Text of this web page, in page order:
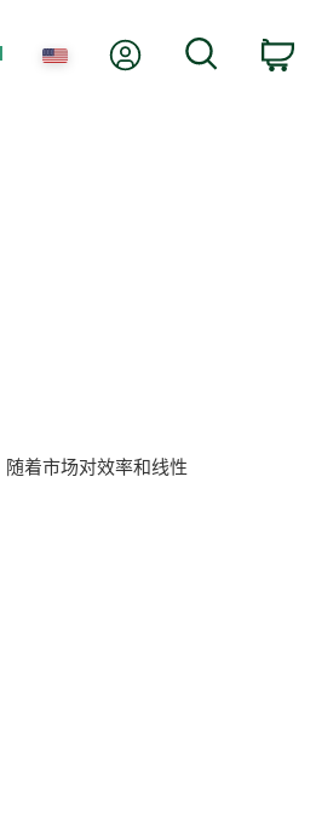
我的账户
着市场对效率和线性